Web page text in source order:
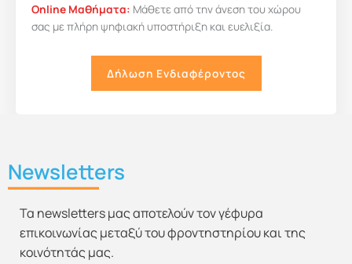
Online Μαθήματα: Μάθετε από την άνεση του χώρου
σας με πλήρη ψηφιακή υποστήριξη και ευελιξία.
Δήλωση Ενδιαφέροντος
Newsletters
Τα newsletters μας αποτελούν τον γέφυρα
επικοινωνίας μεταξύ του φροντηστηρίου και της
κοινότητάς μας.